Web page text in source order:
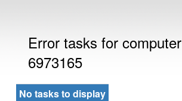
Error tasks for computer
6973165
No tasks to display